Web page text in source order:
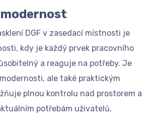
DGF v zasedací místnosti je
kdy je každý prvek pracovního
a reaguje na potřeby. Je
ale také praktickým
plnou kontrolu nad prostorem a
potřebám uživatelů.